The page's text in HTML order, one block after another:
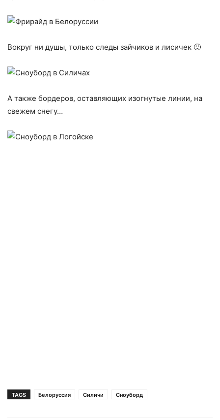
Вокруг ни душы, только следы зайчиков и лисичек 🙂
А также бордеров, оставляющих изогнутые линии, на
свежем снегу…
TAGS Белоруссия Силичи Сноуборд